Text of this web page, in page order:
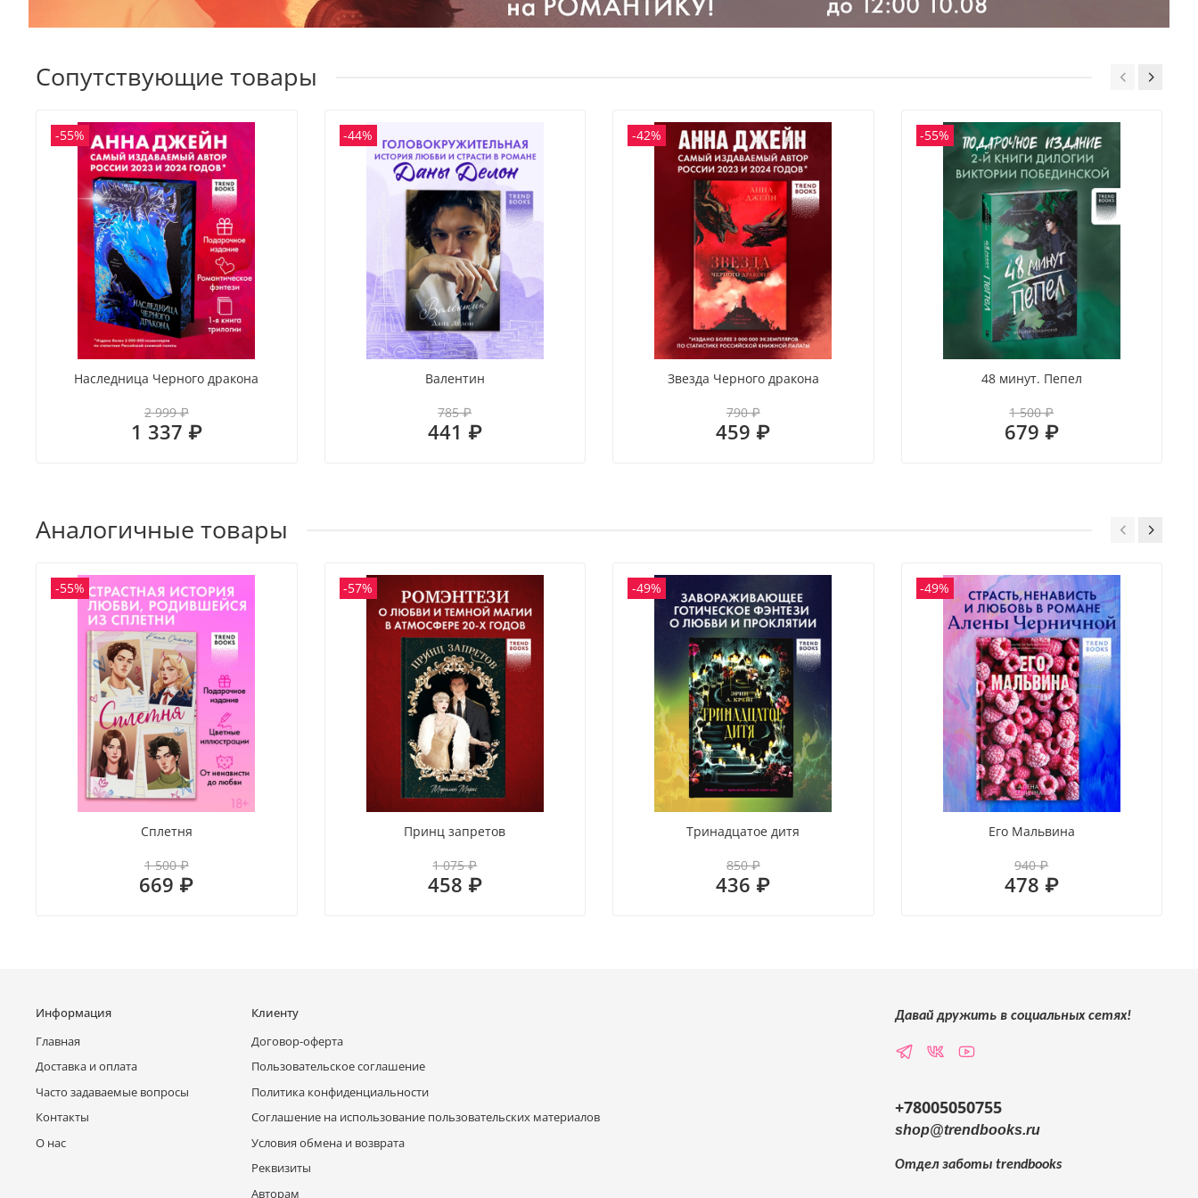
Сопутствующие товары
-55%
Наследница Черного дракона
2 999 ₽
1 337 ₽
-44%
Валентин
785 ₽
441 ₽
-42%
Звезда Черного дракона
790 ₽
459 ₽
-55%
48 минут. Пепел
1 500 ₽
679 ₽
Аналогичные товары
-55%
Сплетня
1 500 ₽
669 ₽
-57%
Принц запретов
1 075 ₽
458 ₽
-49%
Тринадцатое дитя
850 ₽
436 ₽
-49%
Его Мальвина
940 ₽
478 ₽
Информация
Главная
Доставка и оплата
Часто задаваемые вопросы
Контакты
О нас
Клиенту
Договор-оферта
Пользовательское соглашение
Политика конфиденциальности
Соглашение на использование пользовательских материалов
Условия обмена и возврата
Реквизиты
Авторам
Давай дружить в социальных сетях!
+78005050755
shop@trendbooks.ru
Отдел заботы trendbooks